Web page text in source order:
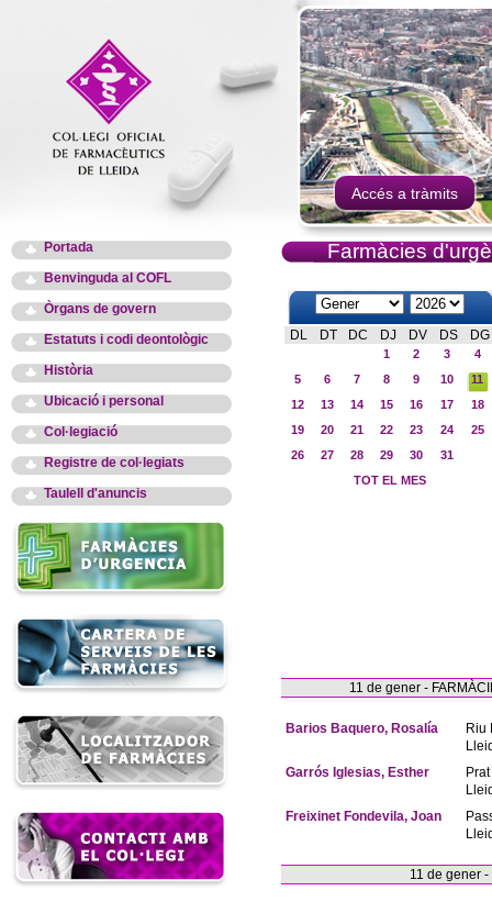
Accés a tràmits
Portada
Benvinguda al COFL
Òrgans de govern
Estatuts i codi deontològic
Història
Ubicació i personal
Col·legiació
Registre de col·legiats
Taulell d'anuncis
Farmàcies
DL DT DC DJ DV DS DG
1 2 3
4
5
6 7 8 9 10
11
12
13 14 15 16 17
18
19
20 21 22 23 24
25
26
27 28 29 30
31
TOT EL MES
11 de gener -
Barios Baquero, Rosalía
Riu
Garrós Iglesias, Esther
Freixinet Fondevila, Joan
11 de gener